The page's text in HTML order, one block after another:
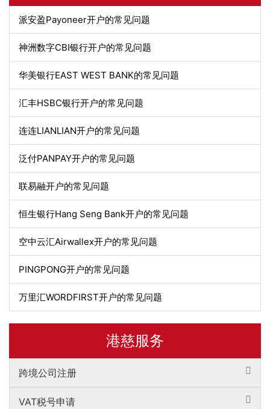
派安盈Payoneer开户的常见问题
神洲数字CBI银行开户的常见问题
华美银行EAST WEST BANK的常见问题
汇丰HSBC银行开户的常见问题
连连LIANLIAN开户的常见问题
泛付PANPAY开户的常见问题
联易融开户的常见问题
恒生银行Hang Seng Bank开户的常见问题
空中云汇Airwallex开户的常见问题
PINGPONG开户的常见问题
万里汇WORDFIRST开户的常见问题
港慈服务
跨境公司注册
VAT税号申请